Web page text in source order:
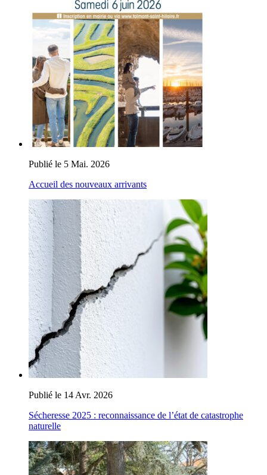
Publié le 5 Mai. 2026
Accueil des nouveaux arrivants
Publié le 14 Avr. 2026
Sécheresse 2025 : reconnaissance de l’état de catastrophe
naturelle